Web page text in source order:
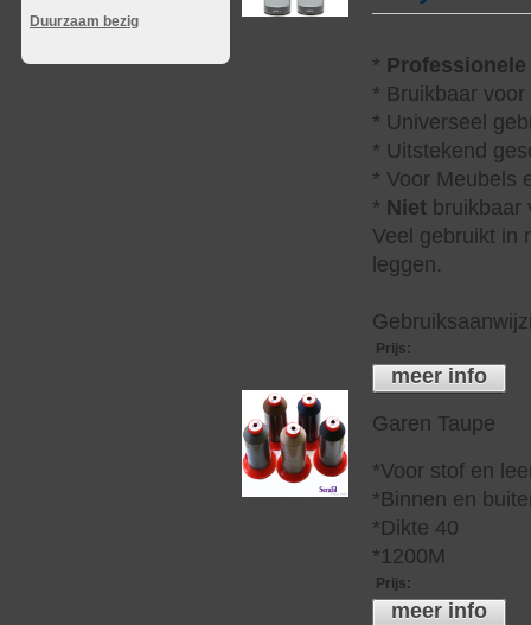
Duurzaam bezig
* Professionele
* Bruikbaar
* Universeel
* Uitstekend
* Voor Meubels
* Niet bruikbaar
Veel gebruikt in
leggen.
Prijs:
meer info
Garen Taupe
*Voor stof en
*Binnen en
*Dikte 40
*1200M
Prijs:
meer info